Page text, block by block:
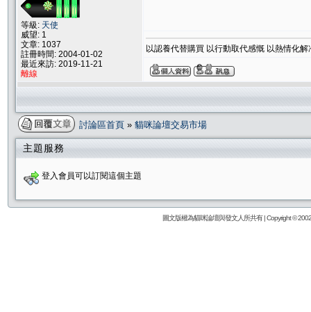
等級: 天使
威望: 1
文章: 1037
註冊時間: 2004-01-02
最近來訪: 2019-11-21
離線
以認養代替購買 以行動取代感慨 以熱情化解
討論區首頁 » 貓咪論壇交易市場
主題服務
登入會員可以訂閱這個主題
圖文版權為貓咪論壇與發文人所共有 | Copyright ©